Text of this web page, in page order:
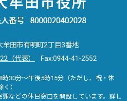
田市有明町2丁目3番地
（代表） Fax:0944-41-2552
時30分～午後5時15分（ただし、祝・休
）
などの休日窓口を開設しています。詳し